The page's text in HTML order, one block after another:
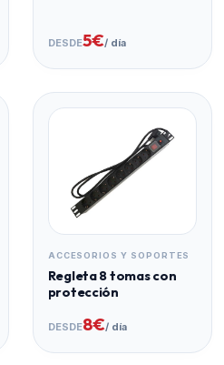
DESDE5€/ día
ACCESORIOS Y SOPORTES
Regleta 8 tomas con
protección
DESDE8€/ día